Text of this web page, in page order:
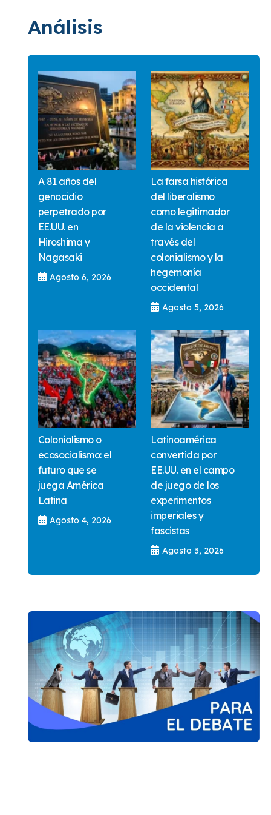
Análisis
A 81 años del
genocidio
perpetrado por
EE.UU. en
Hiroshima y
Nagasaki
Agosto 6, 2026
La farsa histórica
del liberalismo
como legitimador
de la violencia a
través del
colonialismo y la
hegemonía
occidental
Agosto 5, 2026
Colonialismo o
ecosocialismo: el
futuro que se
juega América
Latina
Agosto 4, 2026
Latinoamérica
convertida por
EE.UU. en el campo
de juego de los
experimentos
imperiales y
fascistas
Agosto 3, 2026